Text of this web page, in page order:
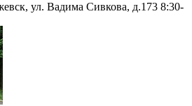
ул. Вадима Сивкова, д.173 8:30-